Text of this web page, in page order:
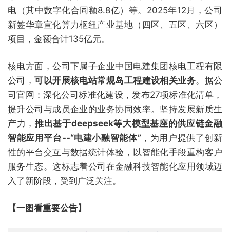
电（其中数字化合同额8.8亿）等。2025年12月，公司
新签华章宣化算力枢纽产业基地（四区、五区、六区）
项目，金额合计135亿元。
核电方面，公司下属子企业中国电建集团核电工程有限
公司，可以开展核电站常规岛工程建设相关业务。据公
司官网：深化公司标准化建设，发布27项标准化清单，
提升公司与成员企业的业务协同效率。坚持发展新质生
产力，推出基于deepseek等大模型基座的供应链金融
智能应用平台--“电建小融智能体”，为用户提供了创新
性的平台交互与数据统计体验，以智能化手段重构客户
服务生态。这标志着公司在金融科技智能化应用领域迈
入了新阶段，受到广泛关注。
【一图看重要公告】